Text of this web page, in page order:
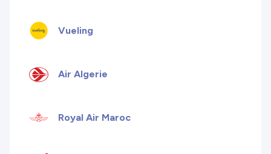
Vueling
Air Algerie
Royal Air Maroc